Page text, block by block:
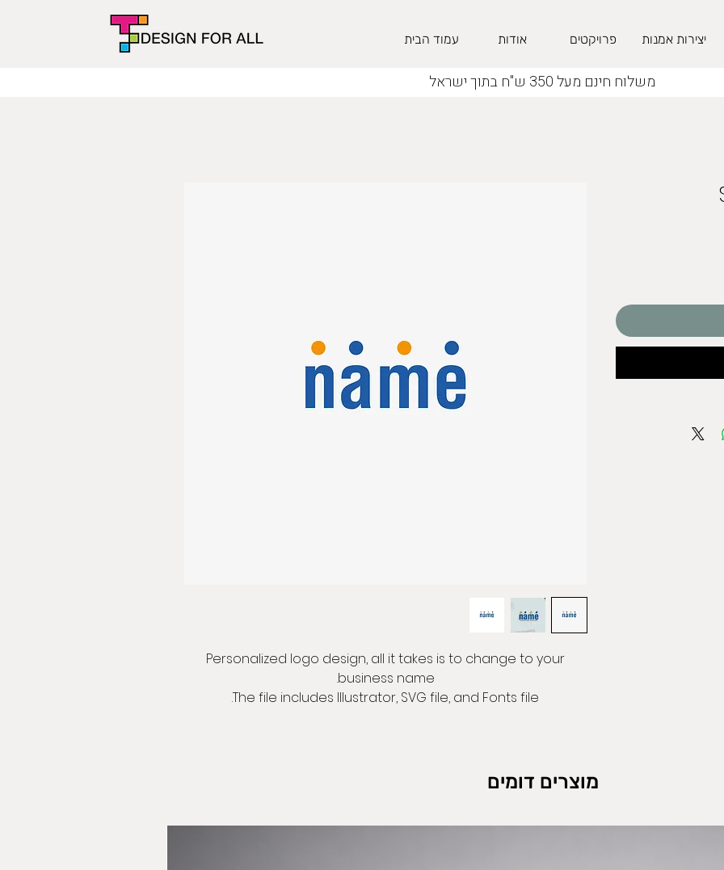
עמוד הבית אודות פרויקטים יצירות אמנות
Personalized logo design, all it takes is to change to your
business name.
The file includes Illustrator, SVG file, and Fonts file.
משלוח חינם מעל 350 ש"ח בתוך ישראל
מוצרים דומים